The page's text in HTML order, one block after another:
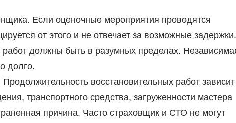
Если оценочные мероприятия проводятся
от этого и не отвечает за возможные задержки.
должны быть в разумных пределах.
долго.
восстановительных работ
транспортного средства, загруженности мастера
причина. Часто страховщик и СТО не могут